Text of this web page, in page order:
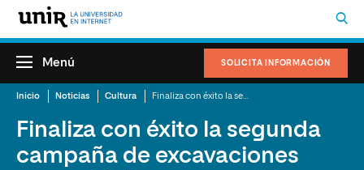
SOLICITA INFORMACIÓN
Menú
Inicio Noticias Cultura
Finaliza con éxito la segunda
campaña de excavaciones